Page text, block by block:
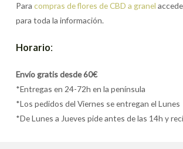
Paracompras de flores de CBD a granel
para toda la información.
Horario:
Envío gratis desde 60€
*Entregas en 24-72h en la península
*Los pedidos del Viernes se entregan el Lunes
*De Lunes a Jueves pide antes de las 14h y